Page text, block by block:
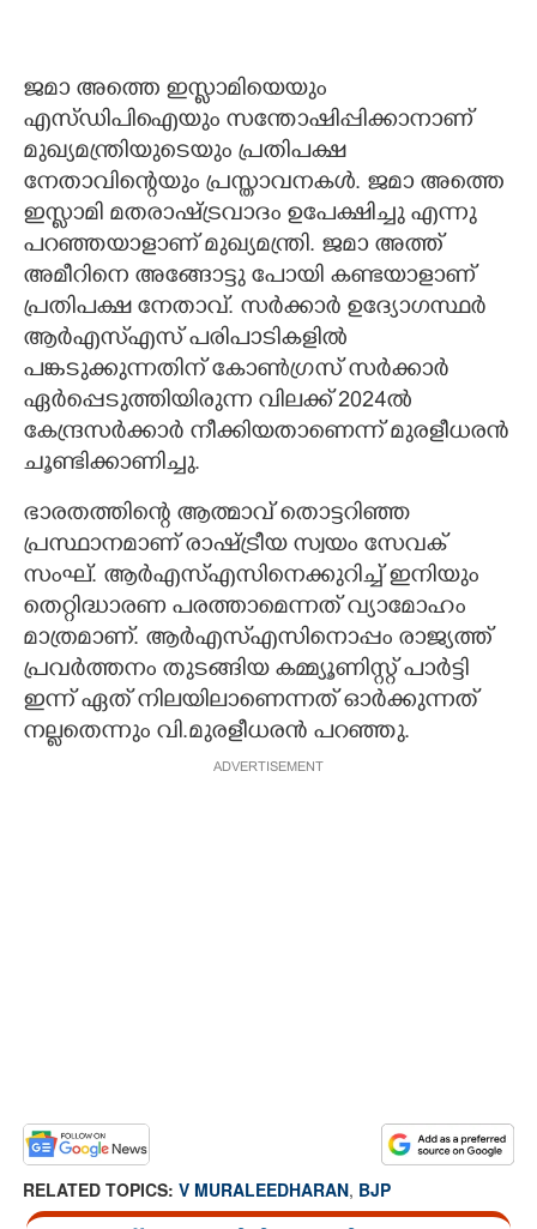
ജമാ അത്തെ ഇസ്ലാമിയെയും
എസ്ഡിപിഐയും സന്തോഷിപ്പിക്കാനാണ്
മുഖ്യമന്ത്രിയുടെയും പ്രതിപക്ഷ
നേതാവിന്റെയും പ്രസ്താവനകള്‍. ജമാ അത്തെ
ഇസ്ലാമി മതരാഷ്ട്രവാദം ഉപേക്ഷിച്ചു എന്നു
പറഞ്ഞയാളാണ് മുഖ്യമന്ത്രി. ജമാ അത്ത്
അമീറിനെ അങ്ങോട്ടു പോയി കണ്ടയാളാണ്
പ്രതിപക്ഷ നേതാവ്. സര്‍ക്കാര്‍ ഉദ്യോഗസ്ഥര്‍
ആര്‍എസ്എസ് പരിപാടികളില്‍
പങ്കടുക്കുന്നതിന് കോണ്‍ഗ്രസ് സര്‍ക്കാര്‍
ഏര്‍പ്പെടുത്തിയിരുന്ന വിലക്ക് 2024ല്‍
കേന്ദ്രസര്‍ക്കാര്‍ നീക്കിയതാണെന്ന് മുരളീധരന്‍
ചൂണ്ടിക്കാണിച്ചു.
ഭാരതത്തിന്റെ ആത്മാവ് തൊട്ടറിഞ്ഞ
പ്രസ്ഥാനമാണ് രാഷ്ട്രീയ സ്വയം സേവക്
സംഘ്. ആര്‍എസ്എസിനെക്കുറിച്ച് ഇനിയും
തെറ്റിദ്ധാരണ പരത്താമെന്നത് വ്യാമോഹം
മാത്രമാണ്. ആര്‍എസ്എസിനൊപ്പം രാജ്യത്ത്
പ്രവര്‍ത്തനം തുടങ്ങിയ കമ്മ്യൂണിസ്റ്റ് പാര്‍ട്ടി
ഇന്ന് ഏത് നിലയിലാണെന്നത് ഓര്‍ക്കുന്നത്
നല്ലതെന്നും വി.മുരളീധരന്‍ പറഞ്ഞു.
ADVERTISEMENT
RELATED TOPICS: V MURALEEDHARAN, BJP